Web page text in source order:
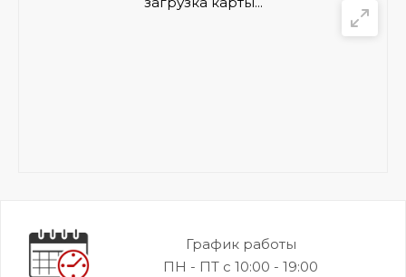
График работы
ПН - ПТ с 10:00 - 19:00